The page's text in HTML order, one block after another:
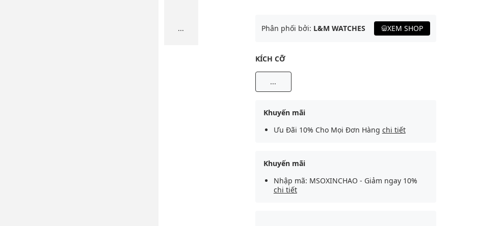
... Phân phối bởi: L&M WATCHES XEM SHOP
KÍCH CỠ
...
Khuyến mãi
Ưu Đãi 10% Cho Mọi Đơn Hàng chi tiết
Khuyến mãi
Nhập mã: MSOXINCHAO - Giảm ngay 10%
chi tiết